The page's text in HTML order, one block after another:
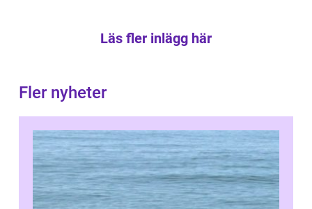
Läs fler inlägg här
Fler nyheter